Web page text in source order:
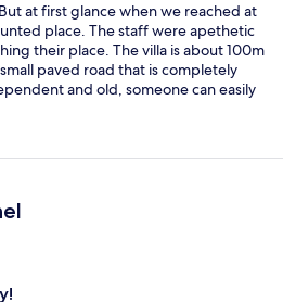
at first glance when we reached at
place. The staff were apethetic
their place. The villa is about 100m
paved road that is completely
and old, someone can easily